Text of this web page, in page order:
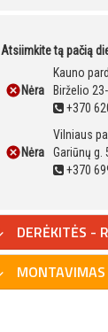
Atsiimkite tą pačią
Nėra
Kauno
Birželio
+370
Nėra
Vilniaus
Gariūnų g.
+370
DERĖKITĖS -